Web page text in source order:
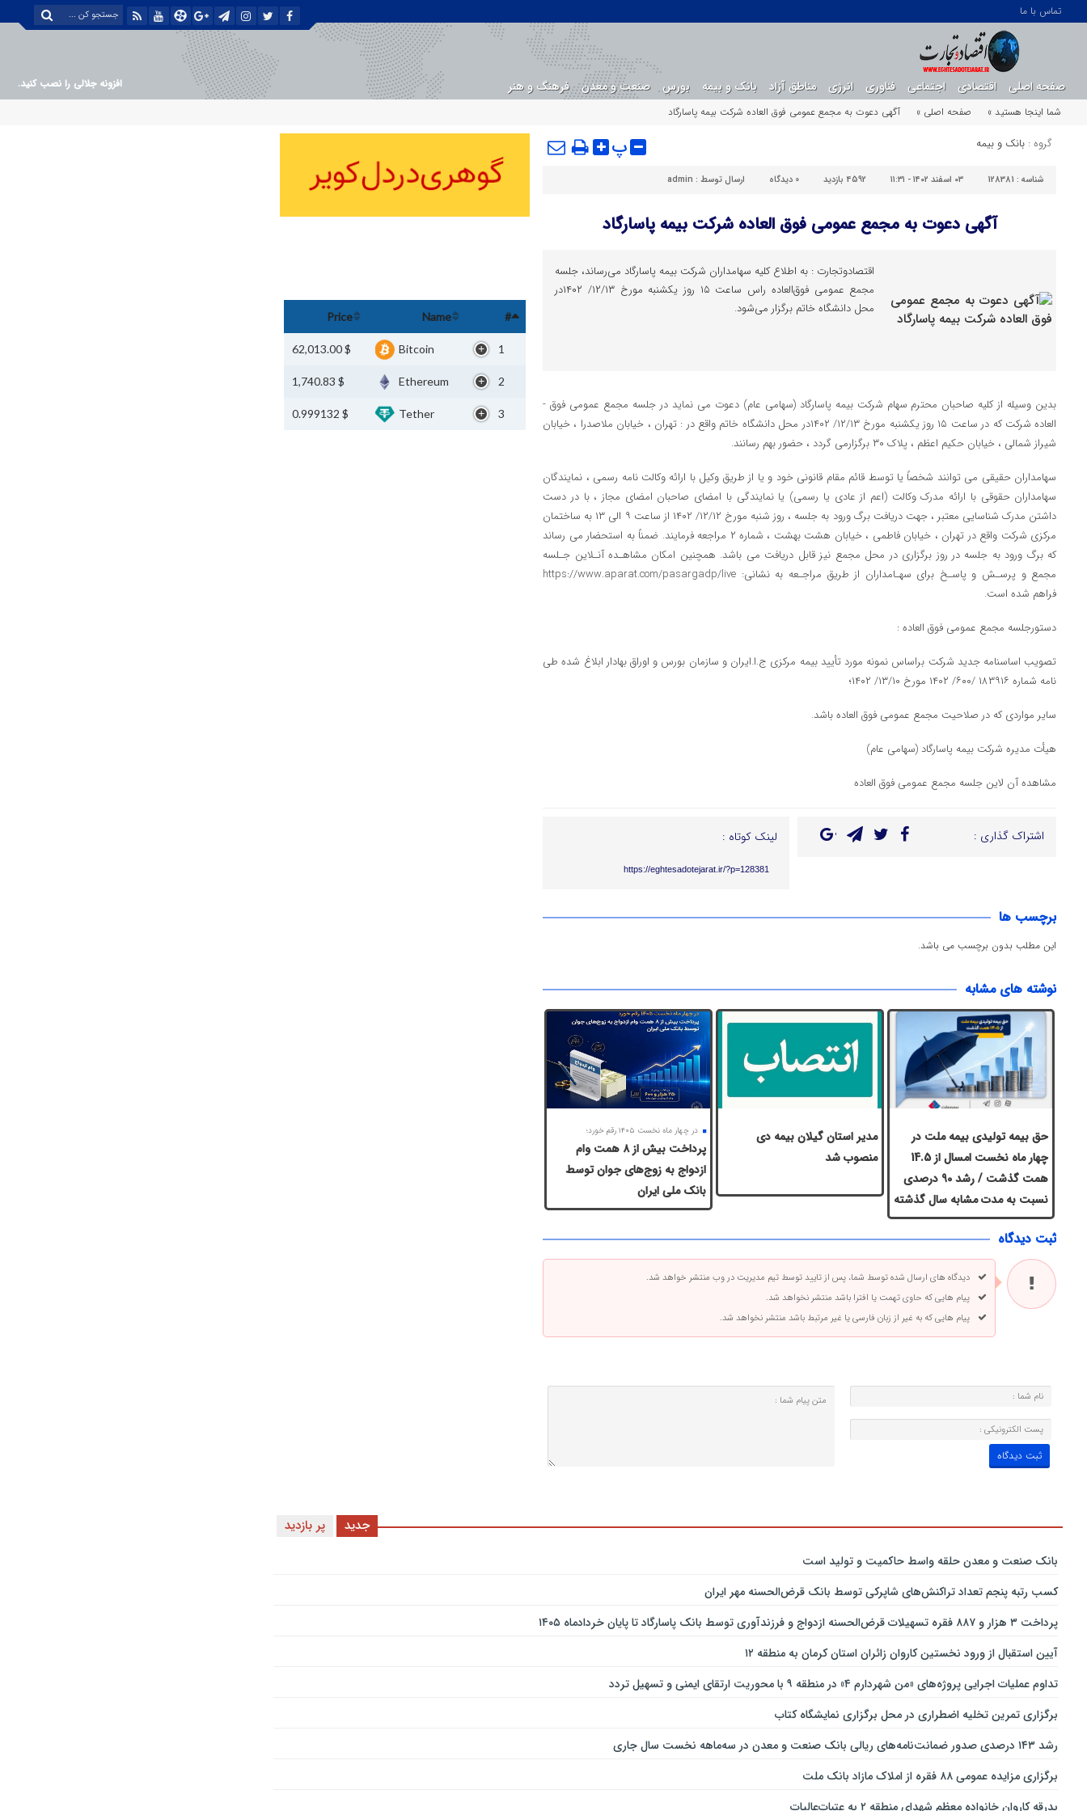
تماس با ما
صفحه اصلی اقتصادی اجتماعی فناوری انرژی مناطق آزاد بانک و بیمه بورس صنعت و معدن فرهنگ و هنر
افزونه جلالی را نصب کنید.
شما اینجا هستید »
صفحه اصلی » آگهی دعوت به مجمع عمومی فوق العاده شرکت بیمه پاسارگاد
گروه : بانک و بیمه پ
شناسه : 128381 ۰۳ اسفند ۱۴۰۲ - ۱۱:۳۱ 4592 بازدید 0 دیدگاه ارسال توسط : admin
آگهی دعوت به مجمع عمومی فوق العاده شرکت بیمه پاسارگاد
اقتصادوتجارت : به اطلاع کلیه سهامداران شرکت بیمه پاسارگاد می‌رساند، جلسه
مجمع عمومی فوق‌العاده راس ساعت ۱۵ روز یک­شنبه مورخ ۱۲/۱۳/ ۱۴۰۲در
محل دانشگاه خاتم برگزار می‌شود.
بدین وسیله از کلیه صاحبان محترم سهام شرکت بیمه پاسارگاد (سهامی عام) دعوت می نماید در جلسه مجمع عمومی فوق ­
العاده شرکت که در ساعت ۱۵ روز یک­شنبه مورخ ۱۲/۱۳/ ۱۴۰۲در محل دانشگاه خاتم واقع در : تهران ، خیابان ملاصدرا ، خیابان
شیراز شمالی ، خیابان حکیم اعظم ، پلاک ۳۰ برگزارمی گردد ، حضور بهم رسانند.
سهامداران حقیقی می توانند شخصاً یا توسط قائم­ مقام قانونی خود و یا از طریق وکیل با ارائه وکالت نامه رسمی ، نمایندگان
سهامداران حقوقی با ارائه مدرک وکالت (اعم از عادی یا رسمی) یا نمایندگی با امضای صاحبان امضای مجاز ، با در دست
داشتن مدرک شناسایی معتبر ، جهت دریافت برگ ورود به جلسه ، روز شنبه مورخ ۱۲/۱۲/ ۱۴۰۲ از ساعت ۹ الی ۱۳ به ساختمان
مرکزی شرکت واقع در تهران ، خیابان فاطمی ، خیابان هشت بهشت ، شماره ۲ مراجعه فرمایند. ضمناً به استحضار می رساند
که برگ ورود به جلسه در روز برگزاری در محل مجمع نیز قابل دریافت می باشد. همچنین امکان مشاهـده آنـلاین جـلسه
مجمع و پرسـش و پاسـخ برای سهـامداران از طریق مراجـعه به نشانی: https://www.aparat.com/pasargadp/live
فراهم شده است.
دستورجلسه مجمع عمومی فوق­ العاده :
تصویب اساسنامه جدید شرکت براساس نمونه مورد تأیید بیمه مرکزی ج.ا.ایران و سازمان بورس و اوراق بهادار ابلاغ شده طی
نامه شماره ۱۸۳۹۱۶ /۶۰۰/ ۱۴۰۲ مورخ ۱۳/۱۰/ ۱۴۰۲؛
سایر مواردی که در صلاحیت مجمع عمومی فوق العاده باشد.
هیأت مدیره شرکت بیمه پاسارگاد (سهامی عام)
مشاهده آن لاین جلسه مجمع عمومی فوق العاده
اشتراک گذاری : لینک کوتاه :
https://eghtesadotejarat.ir/?p=128381
برچسب ها
این مطلب بدون برچسب می باشد.
نوشته های مشابه
حق بیمه تولیدی بیمه ملت در
چهار ماه نخست امسال از 14.5
همت گذشت / رشد 90 درصدی
نسبت به مدت مشابه سال گذشته
مدیر استان گیلان بیمه دی
منصوب شد
در چهار ماه نخست ۱۴۰۵ رقم خورد؛
پرداخت بیش از ۸ همت وام
ازدواج به زوج‌های جوان توسط
بانک ملی ایران
ثبت دیدگاه
دیدگاه های ارسال شده توسط شما، پس از تایید توسط تیم مدیریت در وب منتشر خواهد شد.
پیام هایی که حاوی تهمت یا افترا باشد منتشر نخواهد شد.
پیام هایی که به غیر از زبان فارسی یا غیر مرتبط باشد منتشر نخواهد شد.
#
Name
Price
1
Bitcoin
$ 62,013.00
2
Ethereum
$ 1,740.83
3
Tether
$ 0.999132
پر بازدید جدید
بانك صنعت و معدن حلقه واسط حاكمیت و تولید است
کسب رتبه پنجم تعداد تراکنش‌های شاپرکی توسط بانک قرض‌الحسنه مهر ایران
پرداخت ۳ هزار و ۸۸۷ فقره تسهیلات قرض‌الحسنه ازدواج و فرزندآوری توسط بانک پاسارگاد تا پایان خردادماه ۱۴۰۵
آیین استقبال از ورود نخستین کاروان زائران استان کرمان به منطقه ۱۲
تداوم عملیات اجرایی پروژه‌های «من شهردارم ۴» در منطقه ۹ با محوریت ارتقای ایمنی و تسهیل تردد
برگزاری تمرین تخلیه اضطراری در محل برگزاری نمایشگاه کتاب
رشد ۱۴۳ درصدی صدور ضمانت‌نامه‌های ریالی بانک صنعت و معدن در سه‌ماهه نخست سال جاری
برگزاری مزایده عمومی ۸۸ فقره از املاک مازاد بانک ملت
بدرقه کاروان خانواده معظم شهدای منطقه ۲ به عتبات‌عالیات